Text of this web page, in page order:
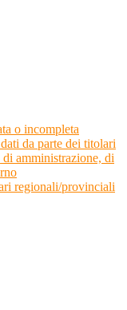
o incompleta
da parte dei titolari
amministrazione, di
regionali/provinciali